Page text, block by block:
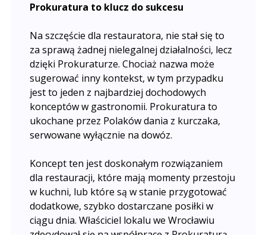
Prokuratura to klucz do sukcesu
Na szczęście dla restauratora, nie stał się to
za sprawą żadnej nielegalnej działalności, lecz
dzięki Prokuraturze. Chociaż nazwa może
sugerować inny kontekst, w tym przypadku
jest to jeden z najbardziej dochodowych
konceptów w gastronomii. Prokuratura to
ukochane przez Polaków dania z kurczaka,
serwowane wyłącznie na dowóz.
Koncept ten jest doskonałym rozwiązaniem
dla restauracji, które mają momenty przestoju
w kuchni, lub które są w stanie przygotować
dodatkowe, szybko dostarczane posiłki w
ciągu dnia. Właściciel lokalu we Wrocławiu